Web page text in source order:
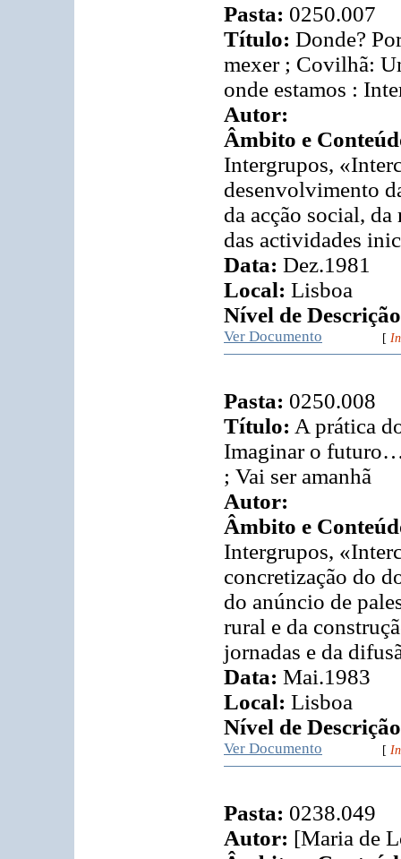
Pasta: 0250.007
Título: Donde?
mexer ; Covilhã:
onde estamos :
Autor:
Âmbito e
Intergrupos,
desenvolvimento
da acção social,
das actividades
Data: Dez.1981
Local: Lisboa
Nível de
Ver Documento [
Pasta: 0250.008
Título: A prática
Imaginar o
; Vai ser amanhã
Autor:
Âmbito e
Intergrupos,
concretização do
do anúncio de
rural e da
jornadas e da
Data: Mai.1983
Local: Lisboa
Nível de
Ver Documento [
Pasta: 0238.049
Autor: [Maria de